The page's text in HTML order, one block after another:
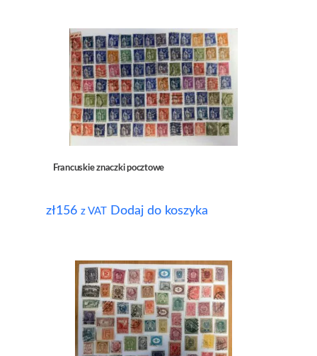
Francuskie znaczki pocztowe
zł156 z VAT Dodaj do koszyka